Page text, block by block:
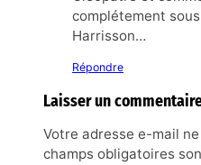
complétement
Harrisson…
Répondre
Laisser un
Votre adresse e-mail
champs obligatoires